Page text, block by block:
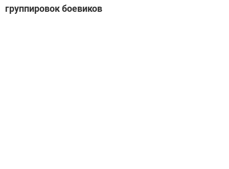
группировок боевиков